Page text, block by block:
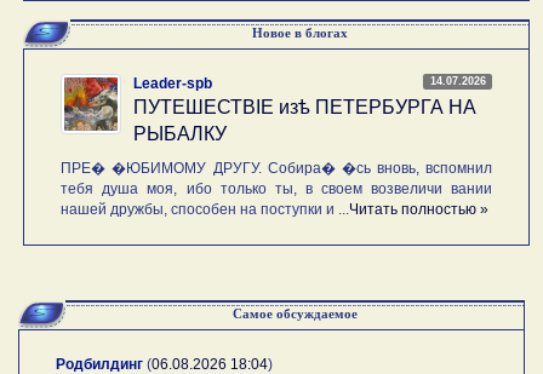
Новое в блогах
14.07.2026
Leader-spb
ПУТЕШЕСТВIE изѣ ПЕТЕРБУРГА НА
РЫБАЛКУ
ПРЕ� �ЮБИМОМУ ДРУГУ. Собира� �сь вновь, вспомнил
тебя душа моя, ибо только ты, в своем возвеличи вании
нашей дружбы, способен на поступки и ... Читать полностью »
Самое обсуждаемое
Родбилдинг (06.08.2026 18:04)